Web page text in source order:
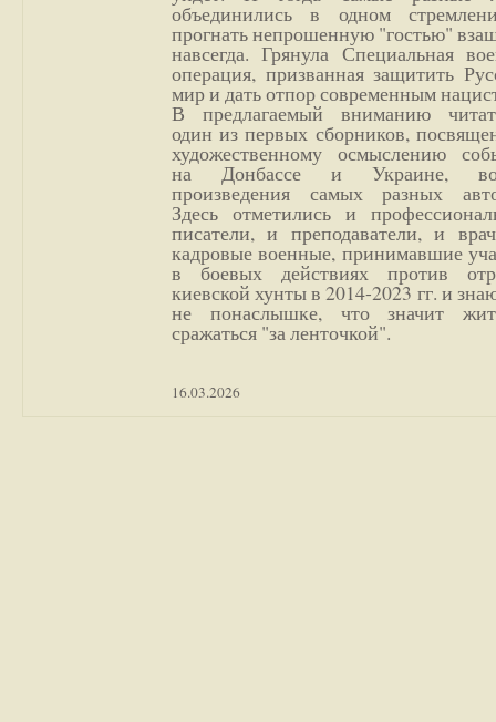
объединились в одном
прогнать непрошенную "гостью"
навсегда. Грянула Специальная
операция, призванная защитить
мир и дать отпор современным
В предлагаемый вниманию
один из первых сборников,
художественному осмыслению
на Донбассе и Украине,
произведения самых разных
Здесь отметились и
писатели, и преподаватели, и
кадровые военные, принимавшие
в боевых действиях против
киевской хунты в 2014-2023 гг. и
не понаслышке, что значит
сражаться "за ленточкой".
16.03.2026